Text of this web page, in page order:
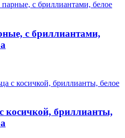
с бриллиантами,
косичкой, бриллианты,